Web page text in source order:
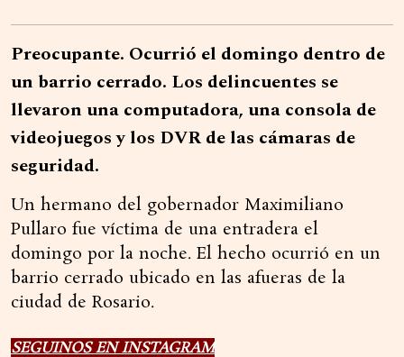
Preocupante. Ocurrió el domingo dentro de
un barrio cerrado. Los delincuentes se
llevaron una computadora, una consola de
videojuegos y los DVR de las cámaras de
seguridad.
Un hermano del gobernador Maximiliano
Pullaro fue víctima de una entradera el
domingo por la noche. El hecho ocurrió en un
barrio cerrado ubicado en las afueras de la
ciudad de Rosario.
SEGUINOS EN INSTAGRAM